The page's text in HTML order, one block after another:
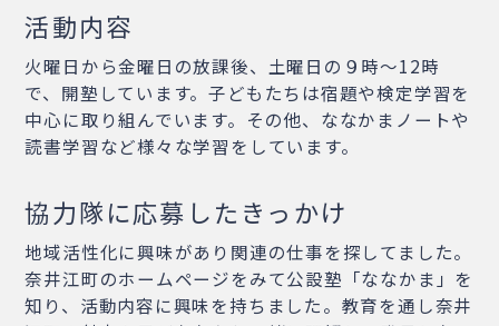
活動内容
火曜日から金曜日の放課後、土曜日の９時～12時
で、開塾しています。子どもたちは宿題や検定学習を
中心に取り組んでいます。その他、ななかまノートや
読書学習など様々な学習をしています。
協力隊に応募したきっかけ
地域活性化に興味があり関連の仕事を探してました。
奈井江町のホームページをみて公設塾「ななかま」を
知り、活動内容に興味を持ちました。教育を通し奈井